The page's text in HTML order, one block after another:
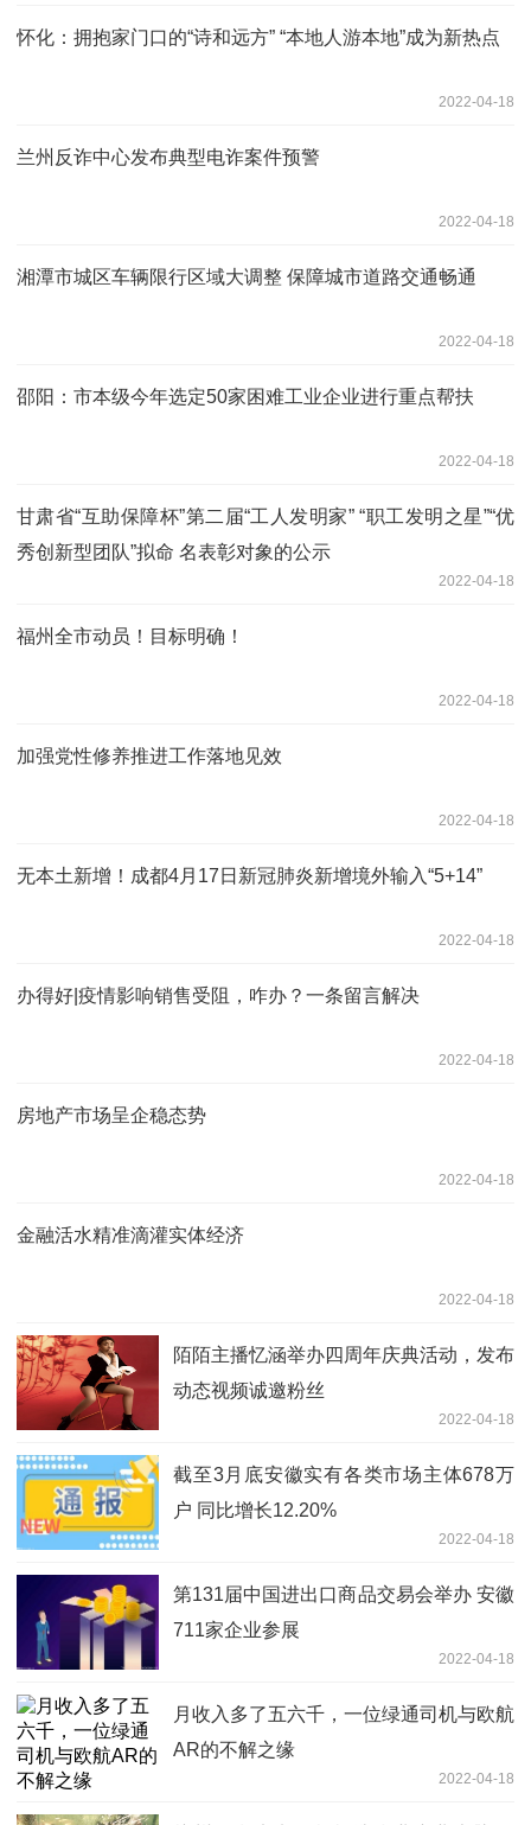
怀化：拥抱家门口的“诗和远方” “本地人游本地”成为新热点
2022-04-18
兰州反诈中心发布典型电诈案件预警
2022-04-18
湘潭市城区车辆限行区域大调整 保障城市道路交通畅通
2022-04-18
邵阳：市本级今年选定50家困难工业企业进行重点帮扶
2022-04-18
甘肃省“互助保障杯”第二届“工人发明家” “职工发明之星”“优
秀创新型团队”拟命 名表彰对象的公示
2022-04-18
福州全市动员！目标明确！
2022-04-18
加强党性修养推进工作落地见效
2022-04-18
无本土新增！成都4月17日新冠肺炎新增境外输入“5+14”
2022-04-18
办得好|疫情影响销售受阻，咋办？一条留言解决
2022-04-18
房地产市场呈企稳态势
2022-04-18
金融活水精准滴灌实体经济
2022-04-18
陌陌主播忆涵举办四周年庆典活动，发布
动态视频诚邀粉丝
2022-04-18
截至3月底安徽实有各类市场主体678万
户 同比增长12.20%
2022-04-18
第131届中国进出口商品交易会举办 安徽
711家企业参展
2022-04-18
月收入多了五六千，一位绿通司机与欧航
AR的不解之缘
2022-04-18